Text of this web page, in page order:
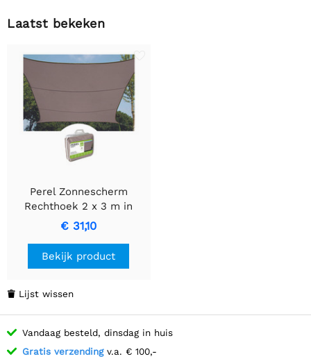
Laatst bekeken
Perel Zonnescherm
Rechthoek 2 x 3 m in
Taupe
€ 31,10
Bekijk product
 Lijst wissen
Vandaag besteld, dinsdag in huis
Gratis verzendingv.a. € 100,-